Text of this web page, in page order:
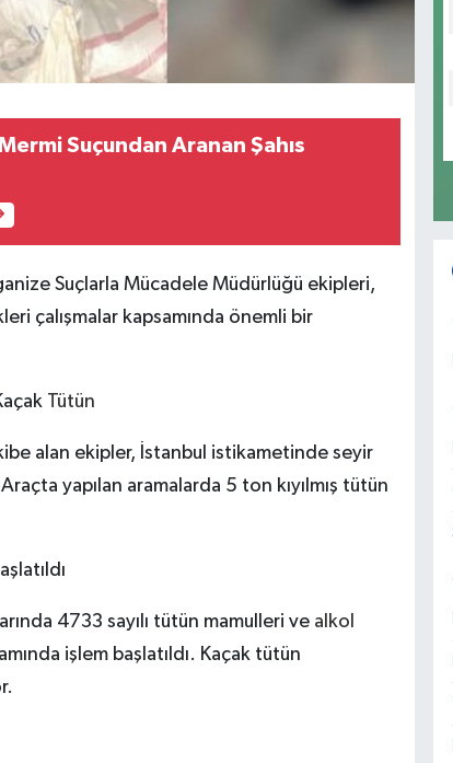
Suçundan Aranan Şahıs
Suçlarla Mücadele Müdürlüğü ekipleri,
çalışmalar kapsamında önemli bir
Tütün
alan ekipler, İstanbul istikametinde seyir
yapılan aramalarda 5 ton kıyılmış tütün
4733 sayılı tütün mamulleri ve alkol
işlem başlatıldı. Kaçak tütün